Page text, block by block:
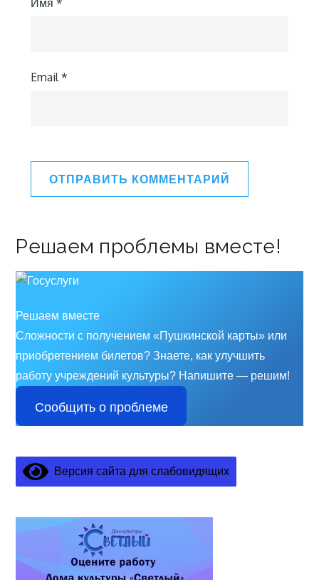
Имя *
Email*
Решаем проблемы вместе!
Решаем вместе
Сложности с получением «Пушкинской карты» или
приобретением билетов? Знаете, как улучшить
работу учреждений культуры? Напишите — решим!
Сообщить о проблеме
Версия сайта для слабовидящих